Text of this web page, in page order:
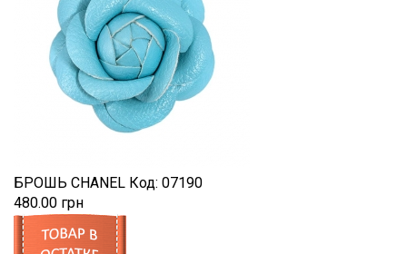
БРОШЬ CHANEL Код: 07190
480.00 грн